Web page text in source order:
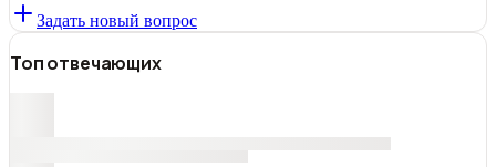
Задать новый вопрос
Топ отвечающих